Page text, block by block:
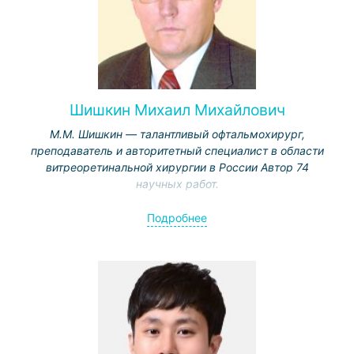
Шишкин Михаил Михайлович
М.М. Шишкин — талантливый офтальмохирург,
преподаватель и авторитетный специалист в области
витреоретинальной хирургии в России Автор 74
научных работ.
Окончил Военно-медицинский факультет при Томском
медицинском институте. С 1976 по 1978 год работал
1978–1980 — ординатура по офтальмологии при
Военно-медицинской академии.
1985–1991 — начальник отделения военного госпиталя
Ленинградского военного округа.
Подробнее